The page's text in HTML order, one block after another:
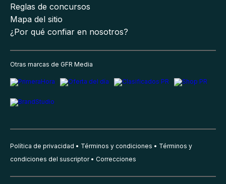
Reglas de concursos
Mapa del sitio
¿Por qué confiar en nosotros?
Otras marcas de GFR Media
Política de privacidad Términos y condiciones
Términos y
condiciones del suscriptor
Correcciones